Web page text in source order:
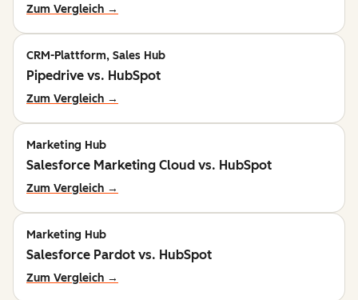
Zum Vergleich →
CRM-Plattform, Sales Hub
Pipedrive vs. HubSpot
Zum Vergleich →
Marketing Hub
Salesforce Marketing Cloud vs. HubSpot
Zum Vergleich →
Marketing Hub
Salesforce Pardot vs. HubSpot
Zum Vergleich →